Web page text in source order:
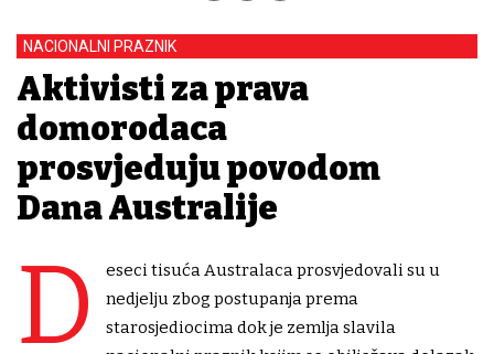
NACIONALNI PRAZNIK
Aktivisti za prava
domorodaca
prosvjeduju povodom
Dana Australije
D
eseci tisuća Australaca prosvjedovali su u
nedjelju zbog postupanja prema
starosjediocima dok je zemlja slavila